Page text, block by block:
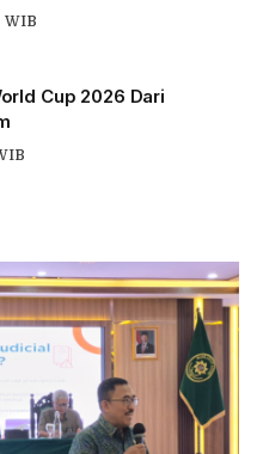
WIB
Cup 2026 Dari